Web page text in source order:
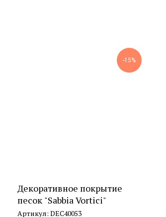
-15%
Декоративное покрытие
песок "Sabbia Vortici"
Артикул: DEC40053